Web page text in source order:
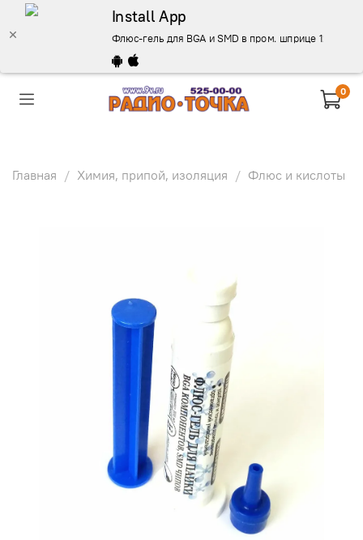
Install App
Флюс-гель для BGA и SMD в пром. шприце 12 мл.
0
Главная Химия, припой, изоляция Флюс и кислоты